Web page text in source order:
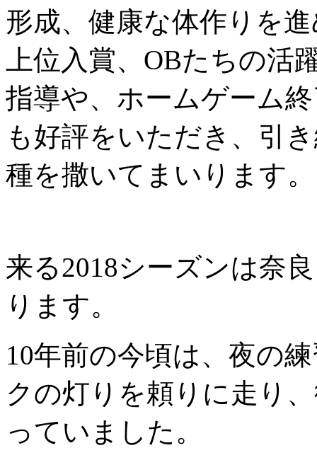
形成、健康な体作りを
上位入賞、OBたちの
指導や、ホームゲーム
も好評をいただき、引
種を撒いてまいります。
来る2018シーズンは奈
ります。
10年前の今頃は、夜の
クの灯りを頼りに走り
っていました。